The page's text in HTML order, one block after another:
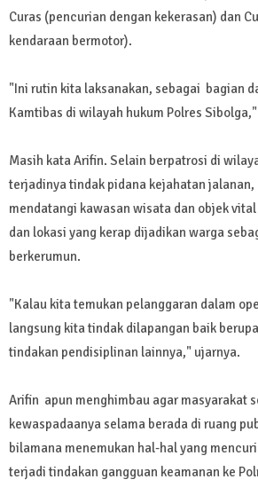
Curas (pencurian dengan kekerasan) dan
kendaraan bermotor).
"Ini rutin kita laksanakan, sebagai bagian
Kamtibas di wilayah hukum Polres
Masih kata Arifin. Selain berpatrosi di
terjadinya tindak pidana kejahatan jalanan,
mendatangi kawasan wisata dan objek
dan lokasi yang kerap dijadikan warga
berkerumun.
"Kalau kita temukan pelanggaran dalam
langsung kita tindak dilapangan baik
tindakan pendisiplinan lainnya," ujarnya.
Arifin apun menghimbau agar masyarakat
kewaspadaanya selama berada di ruang
bilamana menemukan hal-hal yang
terjadi tindakan gangguan keamanan ke